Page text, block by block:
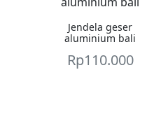
Jendela geser
aluminium bali
Rp110.000